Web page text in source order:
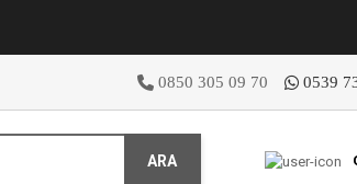
0850 305 09 70 0539
ARA